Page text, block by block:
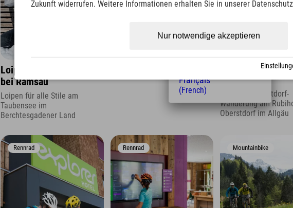
Loipen am Taubensee
bei Ramsau
Loipen für alle Stile am
Taubensee im
Berchtesgadener Land
↕ 1100 hm
Rubihorn
Wandern Oberstdorf-
Wanderung am
Oberstdorf im Allgäu
Rennrad Rennrad Mountainbike
Zukunft widerrufen. Weitere Informationen erhalten Sie in unserer
Nur notwendige akzeptieren
(Czech)
Magyar
Nederlands
Français
(French)